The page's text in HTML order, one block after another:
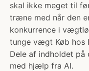
skal ikke meget til
træne med når den
konkurrence i
tunge vægt Køb hos
Dele af indholdet på
med hjælp fra AI.